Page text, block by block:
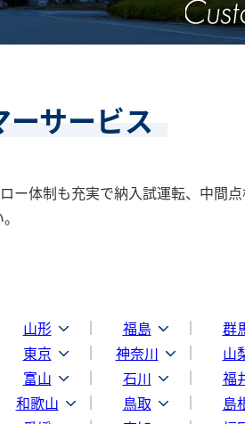
ーサービス
ー体制も充実で納入試運転、中間
山形 福島
群
東京 神奈川
山
富山 石川
福
和歌山 鳥取
島